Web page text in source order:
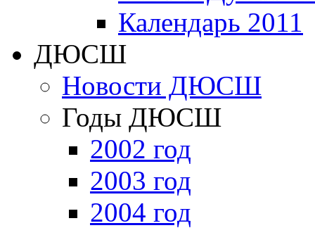
Календарь 2011
ДЮСШ
Новости ДЮСШ
Годы ДЮСШ
2002 год
2003 год
2004 год